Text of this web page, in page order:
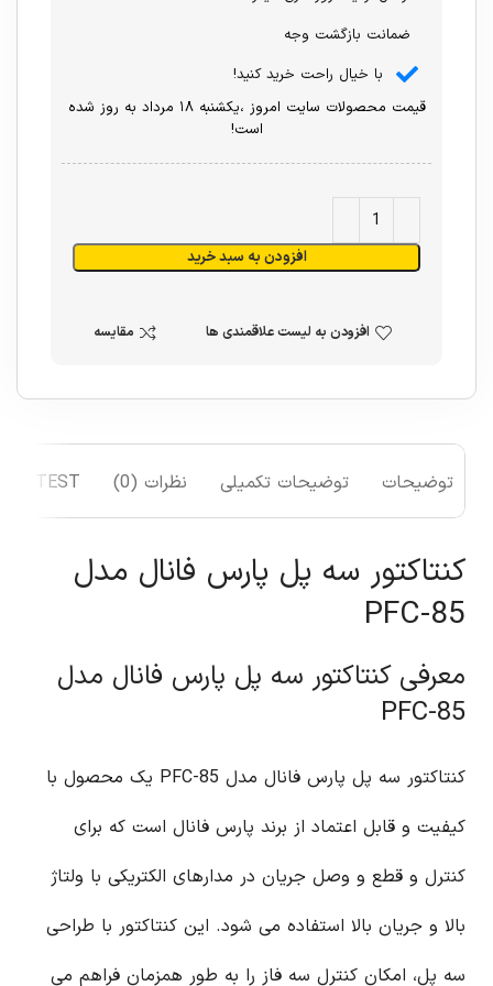
ضمانت بازگشت وجه
با خیال راحت خرید کنید!
قیمت محصولات سایت امروز ،یکشنبه ۱۸ مرداد به روز شده
است!
افزودن به سبد خرید
افزودن به لیست علاقمندی ها مقایسه
توضیحات توضیحات تکمیلی نظرات (0) TEST
کنتاکتور سه پل پارس فانال مدل
PFC-85
معرفی کنتاکتور سه پل پارس فانال مدل
PFC-85
کنتاکتور سه پل پارس فانال مدل PFC-85 یک محصول با
کیفیت و قابل اعتماد از برند پارس فانال است که برای
کنترل و قطع و وصل جریان در مدارهای الکتریکی با ولتاژ
بالا و جریان بالا استفاده می شود. این کنتاکتور با طراحی
سه پل، امکان کنترل سه فاز را به طور همزمان فراهم می